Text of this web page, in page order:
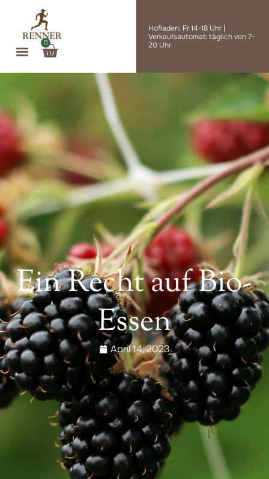
springen
0
Warenkorb
Hofladen: Fr 14-18 Uhr |
Verkaufsautomat: täglich von 7-
20 Uhr
Ein Recht auf Bio-
Essen
April 14, 2023